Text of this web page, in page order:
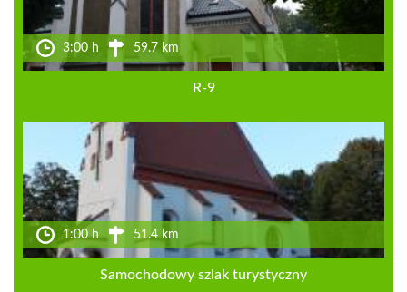
3:00 h 59.7 km
R-9
1:00 h 51.4 km
Samochodowy szlak turystyczny